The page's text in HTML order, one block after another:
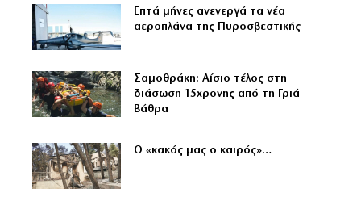
Επτά μήνες ανενεργά τα νέα
αεροπλάνα της Πυροσβεστικής
Σαμοθράκη: Αίσιο τέλος στη
διάσωση 15χρονης από τη Γριά
Βάθρα
Ο «κακός μας ο καιρός»…